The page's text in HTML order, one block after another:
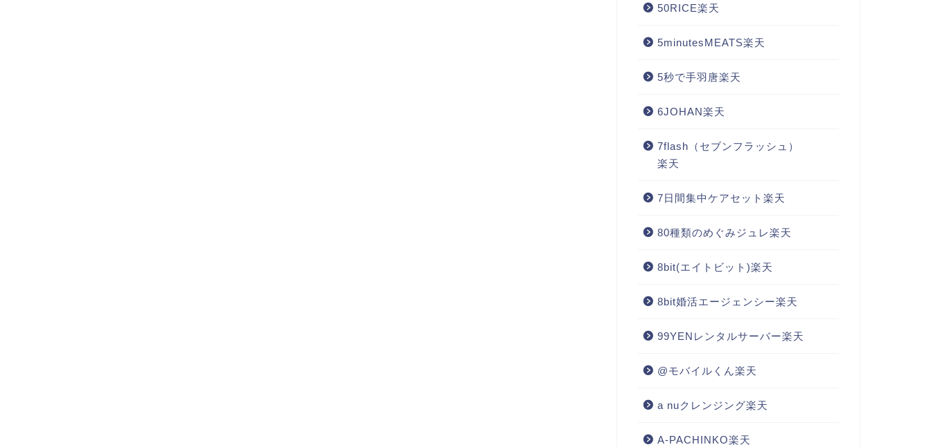
50RICE楽天
5minutesMEATS楽天
5秒で手羽唐楽天
6JOHAN楽天
7flash（セブンフラッシュ）
楽天
7日間集中ケアセット楽天
80種類のめぐみジュレ楽天
8bit(エイトビット)楽天
8bit婚活エージェンシー楽天
99YENレンタルサーバー楽天
@モバイルくん楽天
a nuクレンジング楽天
A-PACHINKO楽天